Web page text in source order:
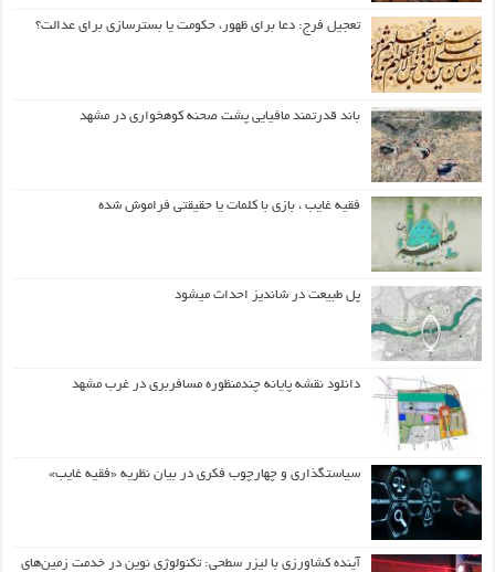
تعجیل فرج: دعا برای ظهور، حکومت یا بسترسازی برای عدالت؟
باند قدرتمند مافیایی پشت صحنه کوهخواری در مشهد
فقیه غایب ، بازی با کلمات یا حقیقتی فراموش شده
پل طبیعت در شاندیز احداث میشود
دانلود نقشه پایانه چندمنظوره مسافربری در غرب مشهد
سیاستگذاری و چهارچوب فکری در بیان نظریه «فقیه غایب»
آینده کشاورزی با لیزر سطحی: تکنولوژی نوین در خدمت زمین‌های